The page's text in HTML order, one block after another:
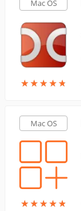
Mac OS
★★★★★
★★★★★
Mac OS
★★★★★
★★★★★